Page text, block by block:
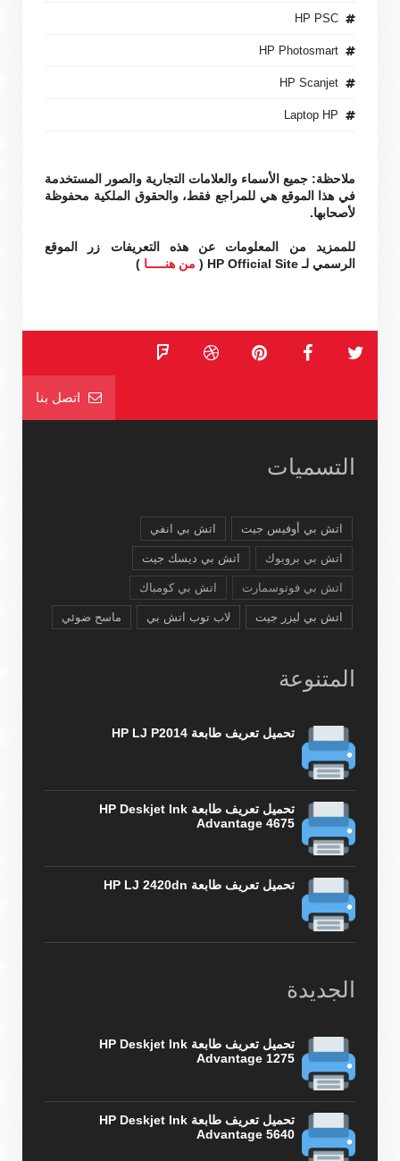
HP PSC
HP Photosmart
HP Scanjet
Laptop HP
ملاحظة: جميع الأسماء والعلامات التجارية والصور المستخدمة
في هذا الموقع هي للمراجع فقط، والحقوق الملكية محفوظة
لأصحابها.
للممزيد من المعلومات عن هذه التعريفات زر الموقع
الرسمي لـ HP Official Site (
من هنـــــا )
اتصل بنا
التسميات
اتش بي أوفيس جيت اتش بي انفي
اتش بي بروبوك اتش بي ديسك جيت
اتش بي فوتوسمارت اتش بي كومباك
اتش بي ليزر جيت لاب توب اتش بي ماسح ضوئي
المتنوعة
تحميل تعريف طابعة HP LJ P2014
تحميل تعريف طابعة HP Deskjet Ink
Advantage 4675
تحميل تعريف طابعة HP LJ 2420dn
الجديدة
تحميل تعريف طابعة HP Deskjet Ink
Advantage 1275
تحميل تعريف طابعة HP Deskjet Ink
Advantage 5640